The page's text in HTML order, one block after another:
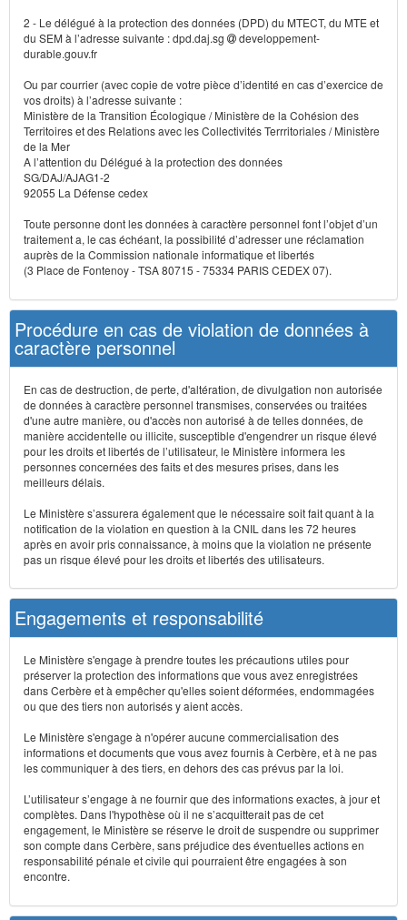
2 - Le délégué à la protection des données (DPD) du MTECT, du MTE et
du SEM à l’adresse suivante : dpd.daj.sg
developpement-
durable.gouv.fr
Ou par courrier (avec copie de votre pièce d’identité en cas d’exercice de
vos droits) à l’adresse suivante :
Ministère de la Transition Écologique / Ministère de la Cohésion des
Territoires et des Relations avec les Collectivités Terrritoriales / Ministère
de la Mer
A l’attention du Délégué à la protection des données
SG/DAJ/AJAG1-2
92055 La Défense cedex
Toute personne dont les données à caractère personnel font l’objet d’un
traitement a, le cas échéant, la possibilité d’adresser une réclamation
auprès de la Commission nationale informatique et libertés
(3 Place de Fontenoy - TSA 80715 - 75334 PARIS CEDEX 07).
Procédure en cas de violation de données à
caractère personnel
En cas de destruction, de perte, d'altération, de divulgation non autorisée
de données à caractère personnel transmises, conservées ou traitées
d'une autre manière, ou d'accès non autorisé à de telles données, de
manière accidentelle ou illicite, susceptible d'engendrer un risque élevé
pour les droits et libertés de l’utilisateur, le Ministère informera les
personnes concernées des faits et des mesures prises, dans les
meilleurs délais.
Le Ministère s’assurera également que le nécessaire soit fait quant à la
notification de la violation en question à la CNIL dans les 72 heures
après en avoir pris connaissance, à moins que la violation ne présente
pas un risque élevé pour les droits et libertés des utilisateurs.
Engagements et responsabilité
Le Ministère s'engage à prendre toutes les précautions utiles pour
préserver la protection des informations que vous avez enregistrées
dans Cerbère et à empêcher qu'elles soient déformées, endommagées
ou que des tiers non autorisés y aient accès.
Le Ministère s'engage à n'opérer aucune commercialisation des
informations et documents que vous avez fournis à Cerbère, et à ne pas
les communiquer à des tiers, en dehors des cas prévus par la loi.
L’utilisateur s’engage à ne fournir que des informations exactes, à jour et
complètes. Dans l'hypothèse où il ne s’acquitterait pas de cet
engagement, le Ministère se réserve le droit de suspendre ou supprimer
son compte dans Cerbère, sans préjudice des éventuelles actions en
responsabilité pénale et civile qui pourraient être engagées à son
encontre.